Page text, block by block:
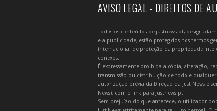
AVISO LEGAL - DIREITOS DE
Todos os conteúdos de justnews.pt,
e a publicidade, estão protegidos nos termos
internacional de proteção da propriedade
conexos.
É expressamente proibida a cópia, alteração,
transmissão ou distribuição de todo e
autorização prévia da Direção da Just News e
News), com o link para justnews.pt.
Sem prejuízo do que antecede, o utilizador